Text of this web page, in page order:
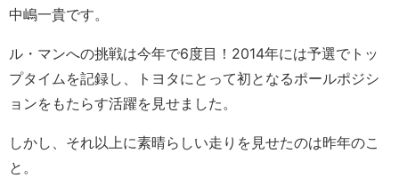
中嶋一貴です。
ル・マンへの挑戦は今年で6度目！2014年には予選でトッ
プタイムを記録し、トヨタにとって初となるポールポジシ
ョンをもたらす活躍を見せました。
しかし、それ以上に素晴らしい走りを見せたのは昨年のこ
と。